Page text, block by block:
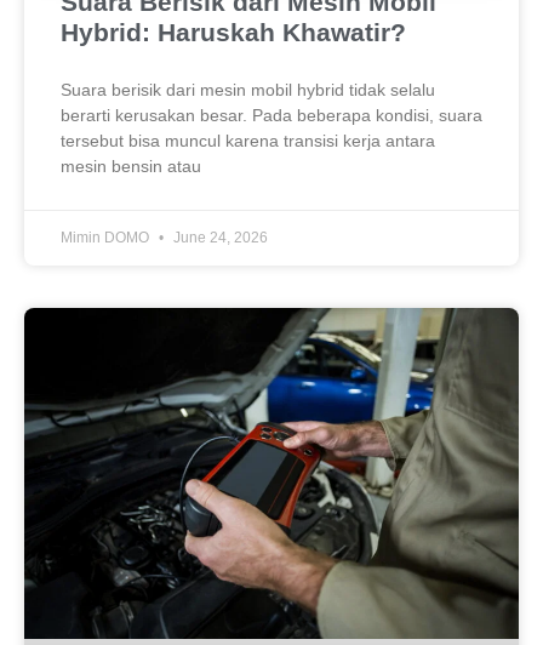
Hybrid: Haruskah Khawatir?
Suara berisik dari mesin mobil hybrid tidak selalu
berarti kerusakan besar. Pada beberapa kondisi, suara
tersebut bisa muncul karena transisi kerja antara
mesin bensin atau
Mimin DOMO June 24, 2026